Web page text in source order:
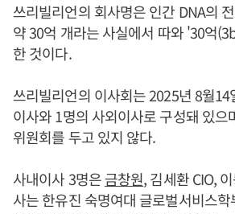
쓰리빌리언의 회사명은 인간 DNA의
약 30억 개라는 사실에서 따와 '30억
한 것이다.
쓰리빌리언의 이사회는 2025년 8월14
이사와 1명의 사외이사로 구성돼 있으
위원회를 두고 있지 않다.
사내이사 3명은금창원, 김세환 CIO,
사는 한유진 숙명여대 글로벌서비스